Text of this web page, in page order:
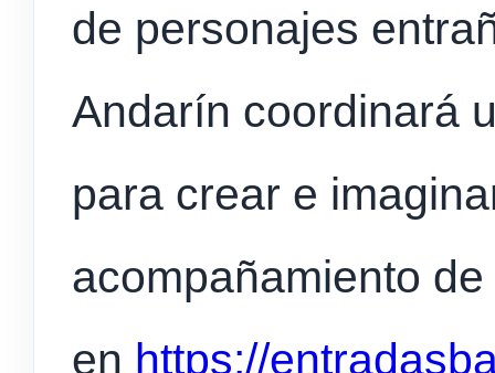
de personajes
Andarín coordinará
para crear e
acompañamiento
en https://